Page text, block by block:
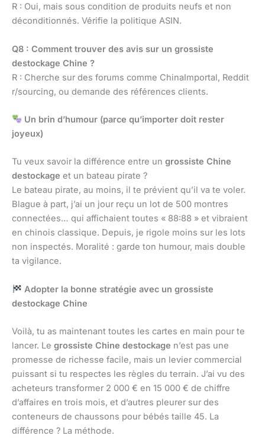
R : Oui, mais sous condition de produits neufs et non
déconditionnés. Vérifie la politique ASIN.
Q8 : Comment trouver des avis sur un grossiste
destockage Chine ?
R : Cherche sur des forums comme ChinaImportal, Reddit
r/sourcing, ou demande des références clients.
Un brin d’humour (parce qu’importer doit rester
joyeux)
Tu veux savoir la différence entre un grossiste Chine
destockage et un bateau pirate ?
Le bateau pirate, au moins, il te prévient qu’il va te voler.
Blague à part, j’ai un jour reçu un lot de 500 montres
connectées… qui affichaient toutes « 88:88 » et vibraient
en chinois classique. Depuis, je rigole moins sur les lots
non inspectés. Moralité : garde ton humour, mais double
ta vigilance.
Adopter la bonne stratégie avec un grossiste
destockage Chine
Voilà, tu as maintenant toutes les cartes en main pour te
lancer. Le grossiste Chine destockage n’est pas une
promesse de richesse facile, mais un levier commercial
puissant si tu respectes les règles du terrain. J’ai vu des
acheteurs transformer 2 000 € en 15 000 € de chiffre
d’affaires en trois mois, et d’autres pleurer sur des
conteneurs de chaussons pour bébés taille 45. La
différence ? La méthode.